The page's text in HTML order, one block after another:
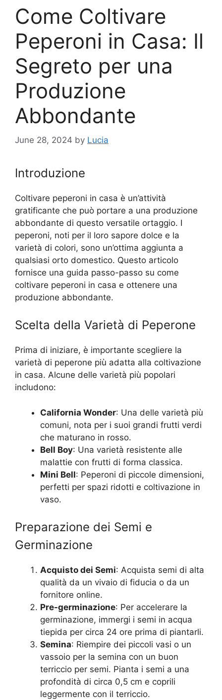
Come Coltivare
Peperoni in Casa: Il
Segreto per una
Produzione
Abbondante
June 28, 2024 by Lucia
Introduzione
Coltivare peperoni in casa è un’attività
gratificante che può portare a una produzione
abbondante di questo versatile ortaggio. I
peperoni, noti per il loro sapore dolce e la
varietà di colori, sono un’ottima aggiunta a
qualsiasi orto domestico. Questo articolo
fornisce una guida passo-passo su come
coltivare peperoni in casa e ottenere una
produzione abbondante.
Scelta della Varietà di Peperone
Prima di iniziare, è importante scegliere la
varietà di peperone più adatta alla coltivazione
in casa. Alcune delle varietà più popolari
includono:
California Wonder: Una delle varietà più
comuni, nota per i suoi grandi frutti verdi
che maturano in rosso.
Bell Boy: Una varietà resistente alle
malattie con frutti di forma classica.
Mini Bell: Peperoni di piccole dimensioni,
perfetti per spazi ridotti e coltivazione in
vaso.
Preparazione dei Semi e
Germinazione
Acquisto dei Semi: Acquista semi di alta
qualità da un vivaio di fiducia o da un
fornitore online.
Pre-germinazione: Per accelerare la
germinazione, immergi i semi in acqua
tiepida per circa 24 ore prima di piantarli.
Semina: Riempire dei piccoli vasi o un
vassoio per la semina con un buon
terriccio per semi. Pianta i semi a una
profondità di circa 0,5 cm e coprili
leggermente con il terriccio.